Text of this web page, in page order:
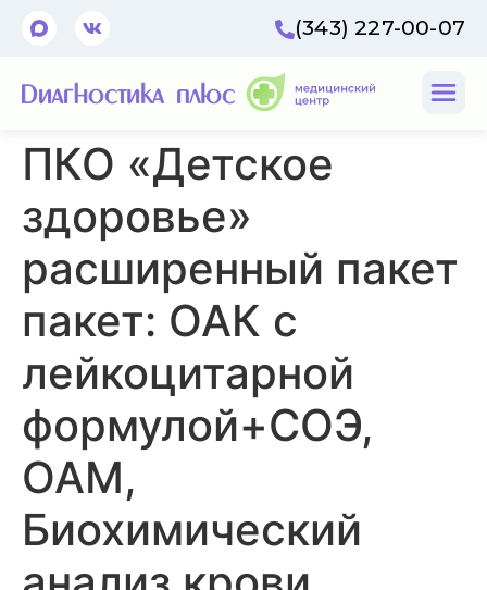
(343) 227-00-07
ПКО «Детское
здоровье»
расширенный пакет
пакет: ОАК с
лейкоцитарной
формулой+СОЭ,
ОАМ,
Биохимический